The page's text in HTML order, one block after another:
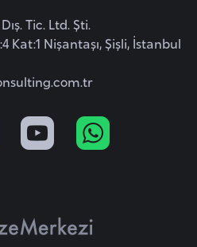
Tic. Ltd. Şti.
Kat:1 Nişantaşı, Şişli, İstanbul